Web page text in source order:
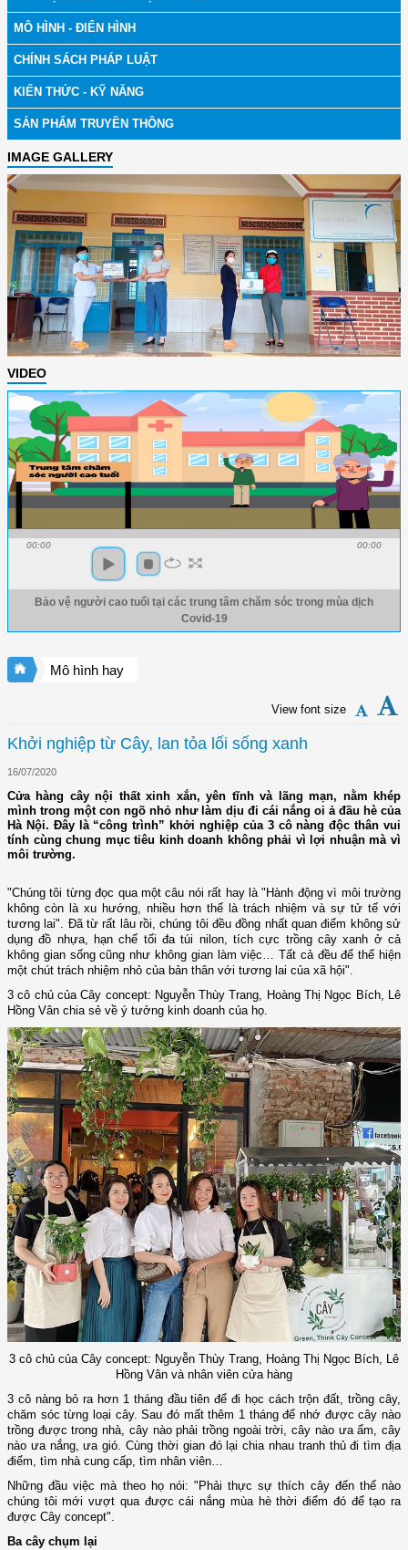
MÔ HÌNH - ĐIỂN HÌNH
CHÍNH SÁCH PHÁP LUẬT
KIẾN THỨC - KỸ NĂNG
SẢN PHẨM TRUYỀN THÔNG
IMAGE GALLERY
VIDEO
00:00 00:00
Bảo vệ người cao tuổi tại các trung tâm chăm sóc trong mùa dịch
Covid-19
Mô hình hay
View font size
Khởi nghiệp từ Cây, lan tỏa lối sống xanh
16/07/2020
Cửa hàng cây nội thất xinh xắn, yên tĩnh và lãng mạn, nằm khép
mình trong một con ngõ nhỏ như làm dịu đi cái nắng oi ả đầu hè của
Hà Nội. Đây là “công trình” khởi nghiệp của 3 cô nàng độc thân vui
tính cùng chung mục tiêu kinh doanh không phải vì lợi nhuận mà vì
môi trường.
"Chúng tôi từng đọc qua một câu nói rất hay là "Hành động vì môi trường
không còn là xu hướng, nhiều hơn thế là trách nhiệm và sự tử tế với
tương lai". Đã từ rất lâu rồi, chúng tôi đều đồng nhất quan điểm không sử
dụng đồ nhựa, hạn chế tối đa túi nilon, tích cực trồng cây xanh ở cả
không gian sống cũng như không gian làm việc… Tất cả đều để thể hiện
một chút trách nhiệm nhỏ của bản thân với tương lai của xã hội".
3 cô chủ của Cây concept: Nguyễn Thùy Trang, Hoàng Thị Ngọc Bích, Lê
Hồng Vân chia sẻ về ý tưởng kinh doanh của họ.
3 cô chủ của Cây concept: Nguyễn Thùy Trang, Hoàng Thị Ngọc Bích, Lê
Hồng Vân và nhân viên cửa hàng
3 cô nàng bỏ ra hơn 1 tháng đầu tiên để đi học cách trộn đất, trồng cây,
chăm sóc từng loại cây. Sau đó mất thêm 1 tháng để nhớ được cây nào
trồng được trong nhà, cây nào phải trồng ngoài trời, cây nào ưa ẩm, cây
nào ưa nắng, ưa gió. Cùng thời gian đó lại chia nhau tranh thủ đi tìm địa
điểm, tìm nhà cung cấp, tìm nhân viên…
Những đầu việc mà theo họ nói: "Phải thực sự thích cây đến thế nào
chúng tôi mới vượt qua được cái nắng mùa hè thời điểm đó để tạo ra
được Cây concept".
Ba cây chụm lại